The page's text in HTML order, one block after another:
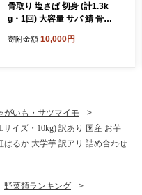
骨取り 塩さば 切身 (計1.3k
g・1回) 大容量 サバ 鯖 骨ぬ
おかず 惣菜 焼き魚 お弁当 切
寄附金額 10,000円
がいも・サツマイモ
イズ・10kg) 訳あり 国産 お芋
はるか 大学芋 訳アリ 詰め合わせ
野菜類ランキング